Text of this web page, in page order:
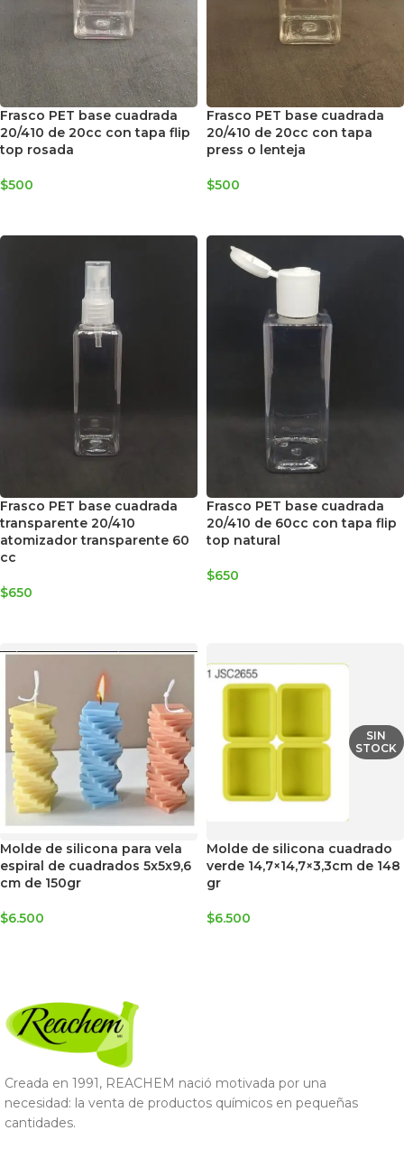
Frasco PET base cuadrada
20/410 de 20cc con tapa flip
top rosada
$500
Frasco PET base cuadrada
20/410 de 20cc con tapa
press o lenteja
$500
Frasco PET base cuadrada
transparente 20/410
atomizador transparente 60
cc
$650
Frasco PET base cuadrada
20/410 de 60cc con tapa flip
top natural
$650
Molde de silicona para vela
espiral de cuadrados 5x5x9,6
cm de 150gr
$6.500
SIN
STOCK
Molde de silicona cuadrado
verde 14,7×14,7×3,3cm de 148
gr
$6.500
Creada en 1991, REACHEM nació motivada por una
necesidad: la venta de productos químicos en pequeñas
cantidades.